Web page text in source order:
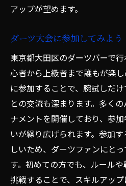
アップが望めます。
ダーツ大会に参加してみよう
東京都大田区のダーツバーで
心者から上級者まで誰もが楽
に参加することで、腕試しだ
との交流も深まります。多く
ナメントを開催しており、参
いが繰り広げられます。参加
しいため、ダーツファンにと
す。初めての方でも、ルール
挑戦することで、スキルアッ